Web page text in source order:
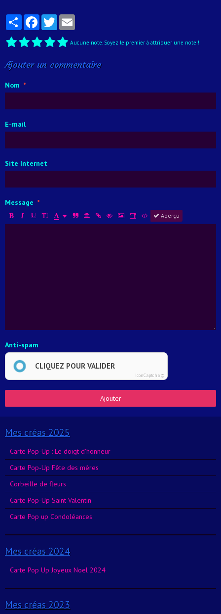
PartagerFacebookTwitter
Aucune note. Soyez le premier à attribuer une note !
Ajouter un commentaire
Nom
E-mail
Site Internet
Message
Aperçu
Anti-spam
CLIQUEZ POUR VALIDER
IconCaptcha ©
Ajouter
Mes créas 2025
Carte Pop-Up : Le doigt d'honneur
Carte Pop-Up Fête des mères
Corbeille de fleurs
Carte Pop-Up Saint Valentin
Carte Pop up Condoléances
Mes créas 2024
Carte Pop Up Joyeux Noel 2024
Mes créas 2023